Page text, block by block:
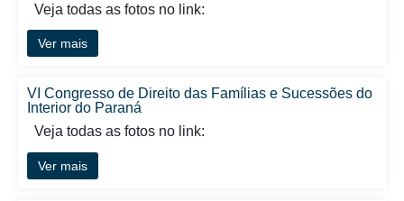
Veja todas as fotos no link:
Ver mais
VI Congresso de Direito das Famílias e Sucessões do
Interior do Paraná
Veja todas as fotos no link:
Ver mais